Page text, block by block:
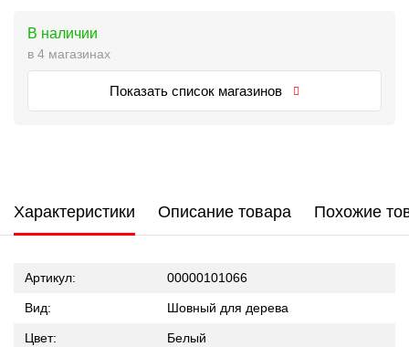
В наличии
в 4 магазинах
Показать список магазинов
Характеристики Описание товара Похожие
Артикул: 00000101066
Вид: Шовный для дерева
Цвет: Белый